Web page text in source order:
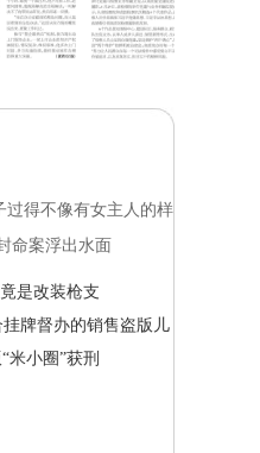
过得不像有女主人的样
命案浮出水面
是改装枪支
牌督办的销售盗版儿
米小圈”获刑